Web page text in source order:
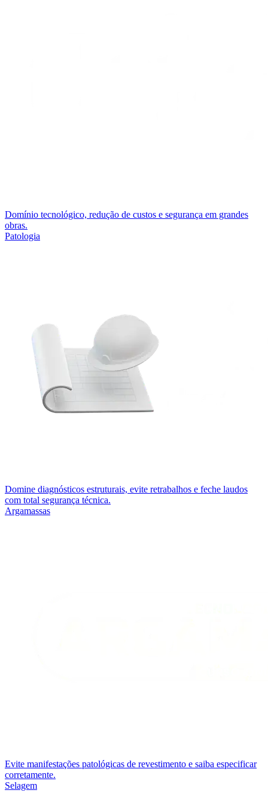
Domínio tecnológico, redução de custos e segurança em grandes
obras.
Patologia
Domine diagnósticos estruturais, evite retrabalhos e feche laudos
com total segurança técnica.
Argamassas
Evite manifestações patológicas de revestimento e saiba especificar
corretamente.
Selagem